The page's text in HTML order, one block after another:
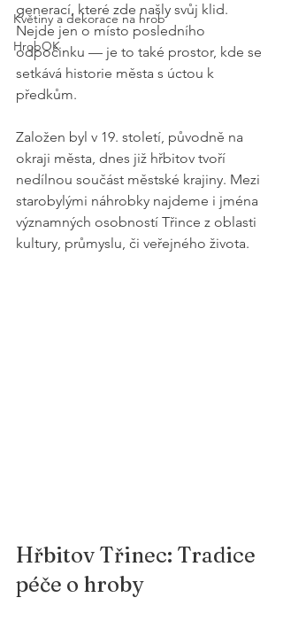
Květiny a dekorace na hrob
HrobOK
generací, které zde našly svůj klid.
Nejde jen o místo posledního
odpočinku — je to také prostor, kde se
setkává historie města s úctou k
předkům.
Založen byl v 19. století, původně na
okraji města, dnes již hřbitov tvoří
nedílnou součást městské krajiny. Mezi
starobylými náhrobky najdeme i jména
významných osobností Třince z oblasti
kultury, průmyslu, či veřejného života.
Hřbitov Třinec: Tradice
péče o hroby